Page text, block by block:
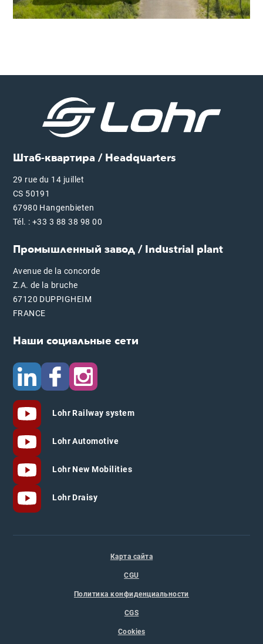
Штаб-квартира / Headquarters
29 rue du 14 juillet
CS 50191
67980 Hangenbieten
Tél. : +33 3 88 38 98 00
Промышленный завод / Industrial plant
Avenue de la concorde
Z.A. de la bruche
67120 DUPPIGHEIM
FRANCE
Наши социальные сети
Lohr Railway system
Lohr Automotive
Lohr New Mobilities
Lohr Draisy
Карта сайта
CGU
Политика конфиденциальности
CGS
Cookies